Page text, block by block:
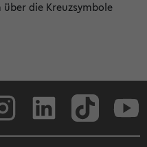
die Kreuzsymbole